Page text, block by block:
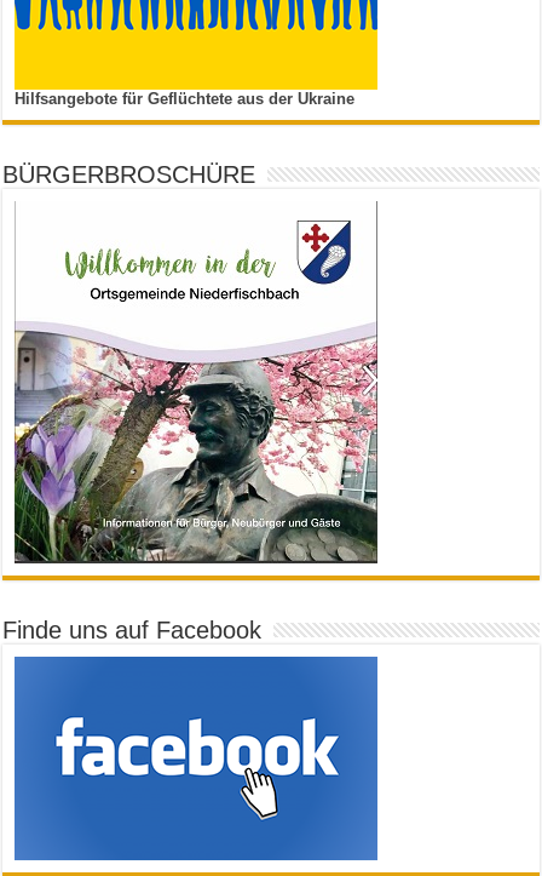
Hilfsangebote für Geflüchtete aus der Ukraine
BÜRGERBROSCHÜRE
Finde uns auf Facebook